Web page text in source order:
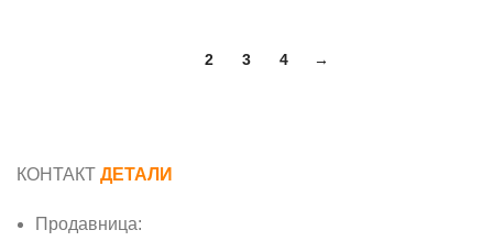
2 3 4 →
КОНТАКТ ДЕТАЛИ
Продавница: